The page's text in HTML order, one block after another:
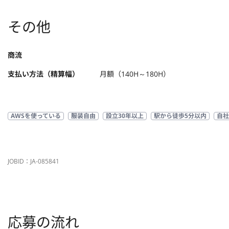
その他
商流
支払い方法（精算幅）
月額（140H～180H）
AWSを使っている 服装自由 設立30年以上 駅から徒歩5分以内 自
JOBID：JA-085841
応募の流れ